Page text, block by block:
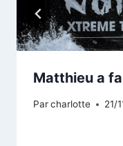
Matthieu a
Parcharlotte 21/